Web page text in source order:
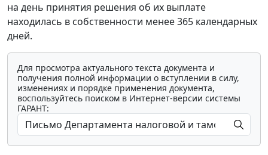
на день принятия решения об их выплате
находилась в собственности менее 365 календарных
дней.
Для просмотра актуального текста документа и
получения полной информации о вступлении в силу,
изменениях и порядке применения документа,
воспользуйтесь поиском в Интернет-версии системы
ГАРАНТ: